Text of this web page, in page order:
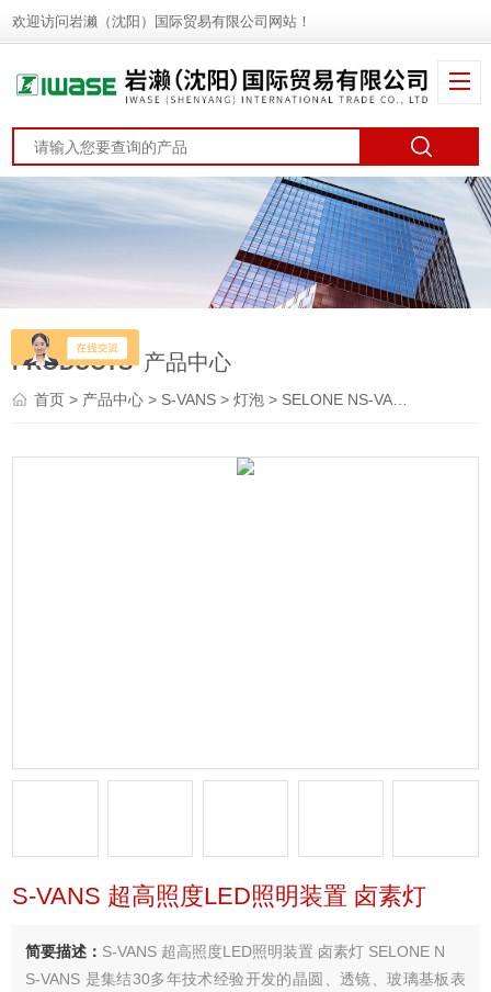
欢迎访问岩濑（沈阳）国际贸易有限公司网站！
PRODUCTS 产品中心
首页> 产品中心 > S-VANS >灯泡 > SELONE NS-VANS 超高照度LED照明装置 卤素灯
S-VANS 超高照度LED照明装置 卤素灯
简要描述： S-VANS 超高照度LED照明装置 卤素灯 SELONE N
S-VANS 是集结30多年技术经验开发的晶圆、透镜、玻璃基板表